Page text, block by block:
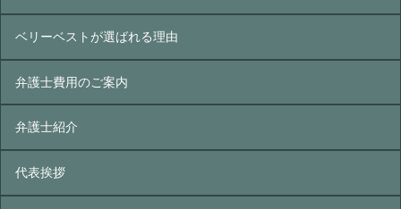
ベリーベストが選ばれる理由
弁護士費用のご案内
弁護士紹介
代表挨拶